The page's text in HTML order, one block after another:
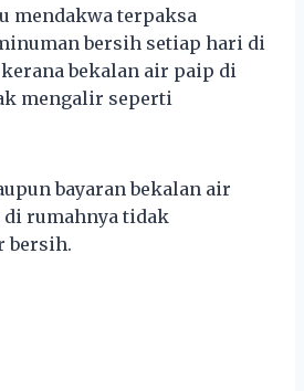
mendakwa terpaksa
bersih setiap hari di
bekalan air paip di
mengalir seperti
bayaran bekalan air
rumahnya tidak
bersih.